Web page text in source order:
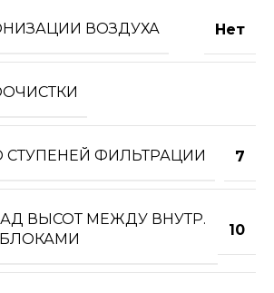
ВОЗДУХА Нет
СТУПЕНЕЙ ФИЛЬТРАЦИИ 7
ВЫСОТ МЕЖДУ ВНУТР.
10